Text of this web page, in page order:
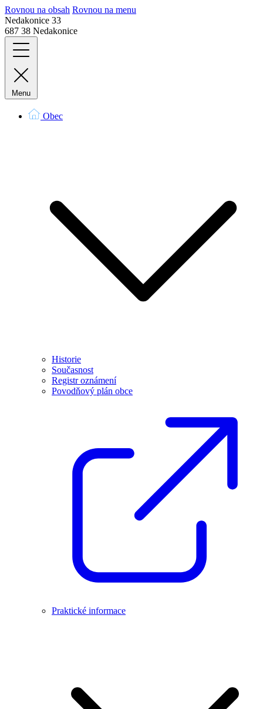
Rovnou na obsah Rovnou na menu
Nedakonice 33
687 38 Nedakonice
Menu
Obec
Historie
Současnost
Registr oznámení
Povodňový plán obce
Praktické informace